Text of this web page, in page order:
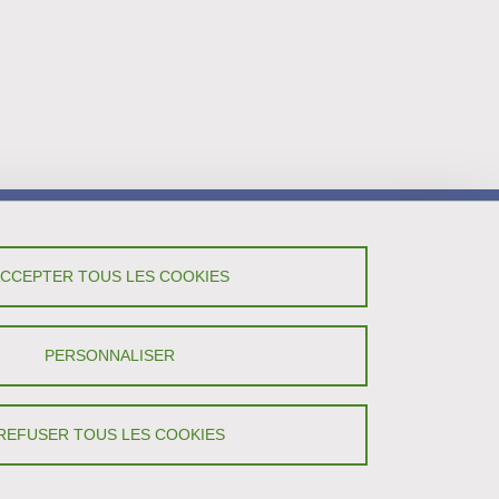
TOUS LES COOKIES
TOUS LES COOKIES
PERSONNALISER